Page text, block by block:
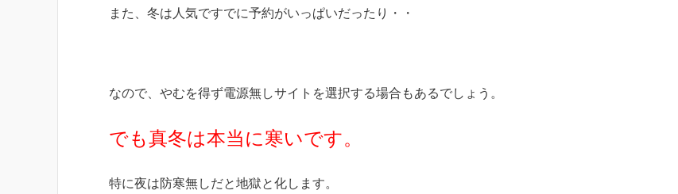
また、冬は人気ですでに予約がいっぱいだったり・・
なので、やむを得ず電源無しサイトを選択する場合もあるでしょう。
でも真冬は本当に寒いです。
特に夜は防寒無しだと地獄と化します。